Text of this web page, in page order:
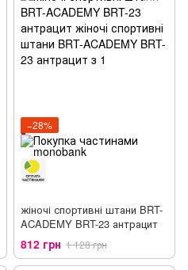
−28%
жіночі спортивні штани BRT-
ACADEMY BRT-23 антрацит
812 грн 1 128 грн